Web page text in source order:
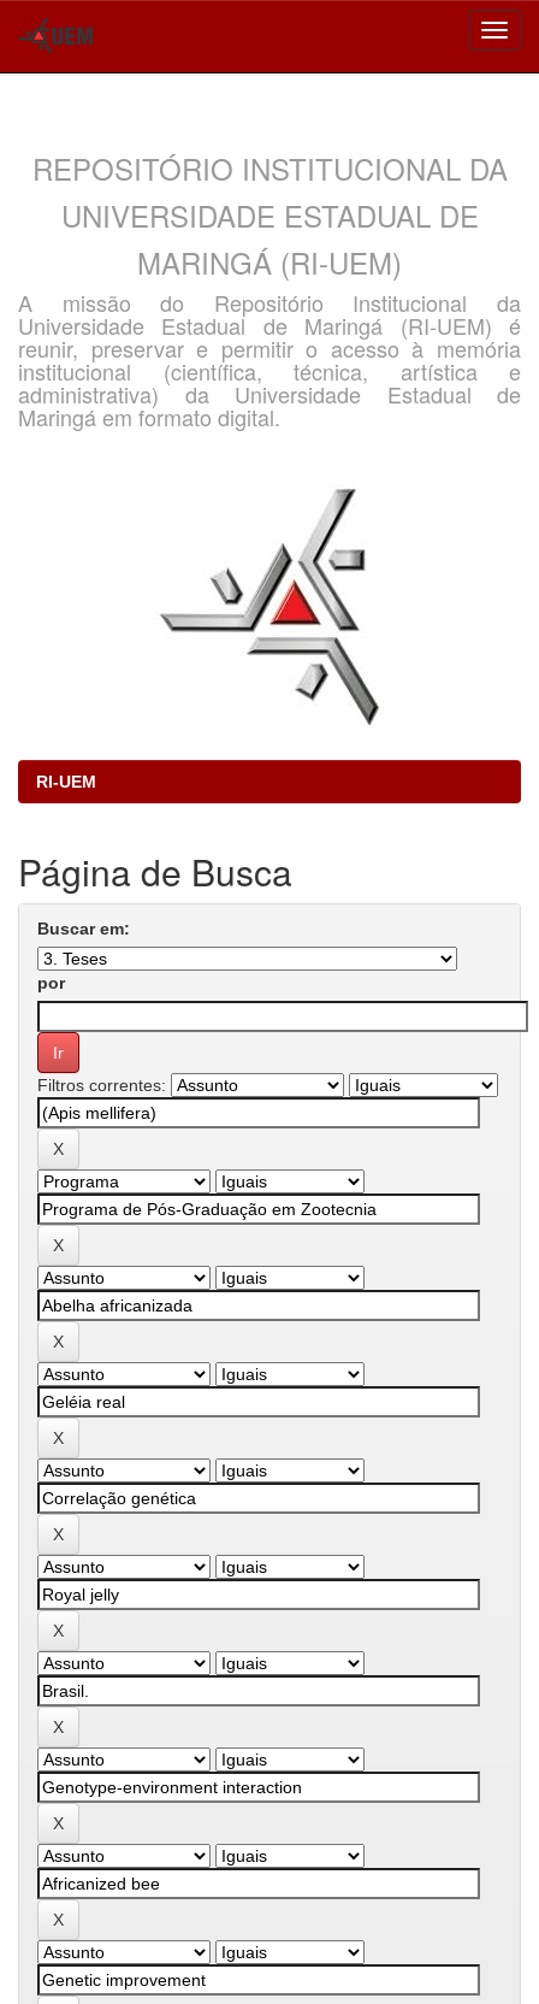
REPOSITÓRIO INSTITUCIONAL DA
UNIVERSIDADE ESTADUAL DE
MARINGÁ (RI-UEM)
A missão do Repositório Institucional da
Universidade Estadual de Maringá (RI-UEM) é
reunir, preservar e permitir o acesso à memória
institucional (científica, técnica, artística e
administrativa) da Universidade Estadual de
Maringá em formato digital.
RI-UEM
Página de Busca
Buscar em:
por
Filtros correntes: